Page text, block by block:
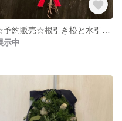
示中